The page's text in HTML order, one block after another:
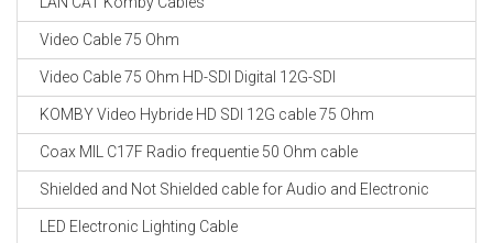
Video Cable 75 Ohm
Video Cable 75 Ohm HD-SDI Digital 12G-SDI
KOMBY Video Hybride HD SDI 12G cable 75 Ohm
Coax MIL C17F Radio frequentie 50 Ohm cable
Shielded and Not Shielded cable for Audio and Electronic
LED Electronic Lighting Cable